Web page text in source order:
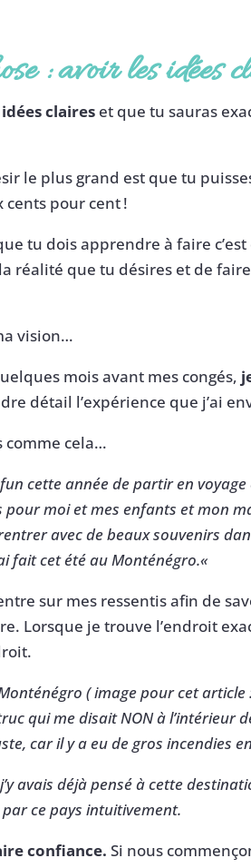
: avoir les idées
claires et que tu sauras
le plus grand est que tu
cents pour cent !
tu dois apprendre à faire c’est
réalité que tu désires et de
vision…
mois avant mes congés,
détail l’expérience que j’ai
comme cela…
cette année de partir en
pour moi et mes enfants et mon
avec de beaux souvenirs
fait cet été au Monténégro.«
sur mes ressentis afin de
Lorsque je trouve l’endroit
( image pour cet article
qui me disait NON à l’intérieur
car il y a eu de gros incendies
avais déjà pensé à cette
par ce pays intuitivement.
confiance. Si nous